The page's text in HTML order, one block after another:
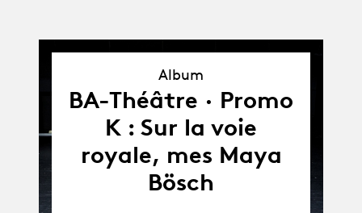
Album
Album
BA-Théâtre · Promo
K : Sur la voie
royale, mes Maya
Bösch